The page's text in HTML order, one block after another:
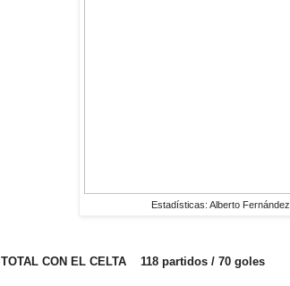
Estadísticas: Alberto Fernández
TOTAL CON EL CELTA 118 partidos / 70 goles